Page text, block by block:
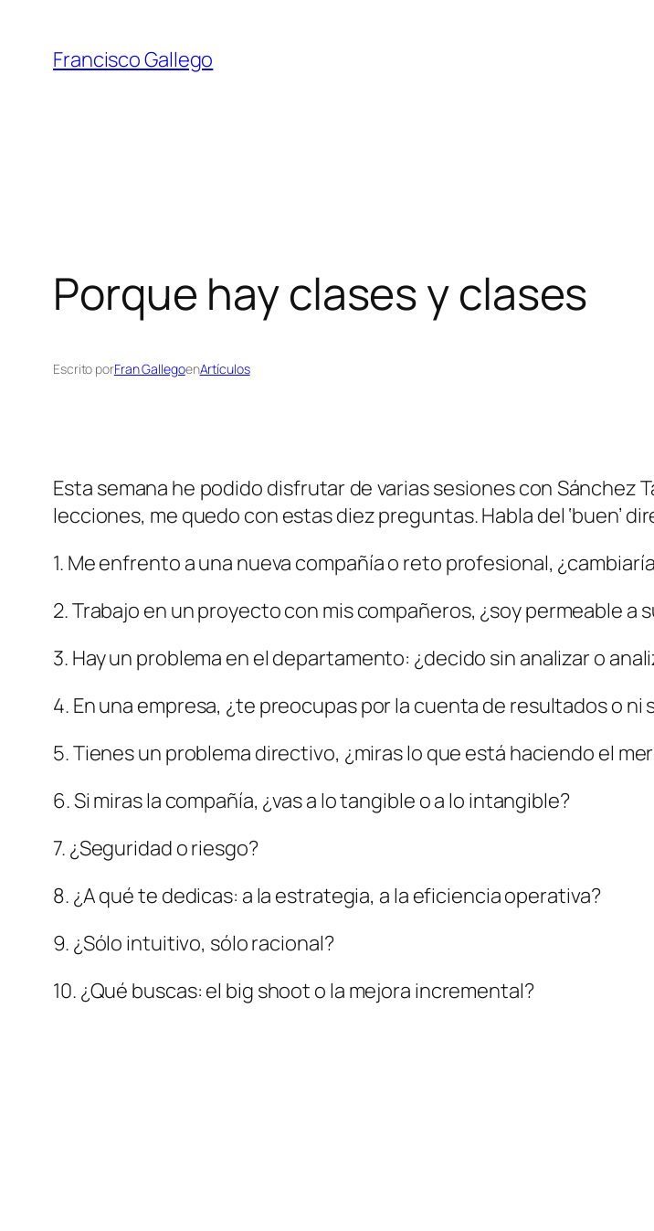
contenido
Francisco Gallego
Porque hay clases y clases
Escrito porFran GallegoenArtículos
Esta semana he podido disfrutar de varias sesiones con Sánchez
lecciones, me quedo con estas diez preguntas. Habla del ‘buen’
1. Me enfrento a una nueva compañía o reto profesional,
2. Trabajo en un proyecto con mis compañeros, ¿soy permeable a
3. Hay un problema en el departamento: ¿decido sin analizar o
4. En una empresa, ¿te preocupas por la cuenta de resultados o
5. Tienes un problema directivo, ¿miras lo que está haciendo el
6. Si miras la compañía, ¿vas a lo tangible o a lo intangible?
7. ¿Seguridad o riesgo?
8. ¿A qué te dedicas: a la estrategia, a la eficiencia operativa?
9. ¿Sólo intuitivo, sólo racional?
10. ¿Qué buscas: el big shoot o la mejora incremental?